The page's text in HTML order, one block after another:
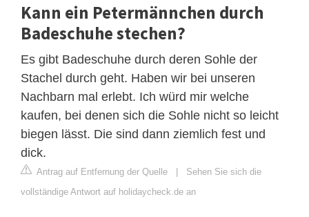
Kann ein Petermännchen durch
Badeschuhe stechen?
Es gibt Badeschuhe durch deren Sohle der
Stachel durch geht. Haben wir bei unseren
Nachbarn mal erlebt. Ich würd mir welche
kaufen, bei denen sich die Sohle nicht so leicht
biegen lässt. Die sind dann ziemlich fest und
dick.
Antrag auf Entfernung der Quelle | Sehen Sie sich die
vollständige Antwort auf holidaycheck.de an